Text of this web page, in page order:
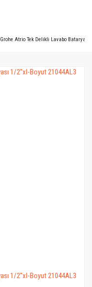
Grohe Atrio Tek Delikli Lavabo Bataryası